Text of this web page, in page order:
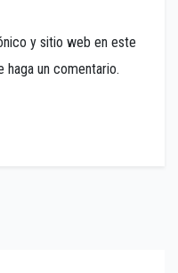
y sitio web en este
haga un comentario.